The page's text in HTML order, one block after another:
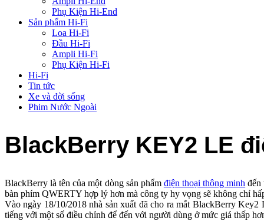
Phụ Kiện Hi-End
Sản phẩm Hi-Fi
Loa Hi-Fi
Đầu Hi-Fi
Ampli Hi-Fi
Phụ Kiện Hi-Fi
Hi-Fi
Tin tức
Xe và đời sống
Phim Nước Ngoài
BlackBerry KEY2 LE
BlackBerry là tên của một dòng sản phẩm điện thoại thông minh đến
bàn phím QWERTY hợp lý hơn mà công ty hy vọng sẽ không chỉ
Vào ngày 18/10/2018 nhà sản xuất đã cho ra mắt BlackBerry
tiếng với một số điều chỉnh để đến với người dùng ở mức giá thấp